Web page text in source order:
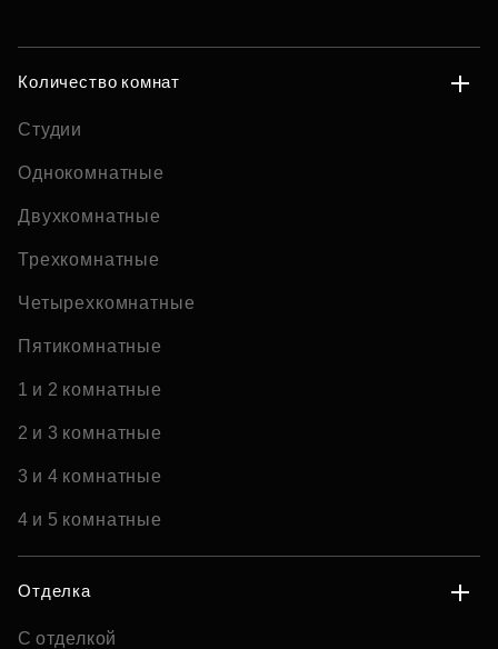
Количество комнат
Студии
Однокомнатные
Двухкомнатные
Трехкомнатные
Четырехкомнатные
Пятикомнатные
1 и 2 комнатные
2 и 3 комнатные
3 и 4 комнатные
4 и 5 комнатные
Отделка
С отделкой